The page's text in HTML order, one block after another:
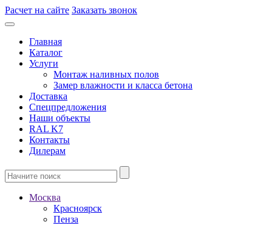
Расчет на сайте Заказать звонок
Главная
Каталог
Услуги
Монтаж наливных полов
Замер влажности и класса бетона
Доставка
Спецпредложения
Наши объекты
RAL K7
Контакты
Дилерам
Москва
Красноярск
Пенза